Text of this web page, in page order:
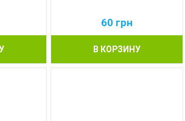
60 грн
В КОРЗИНУ